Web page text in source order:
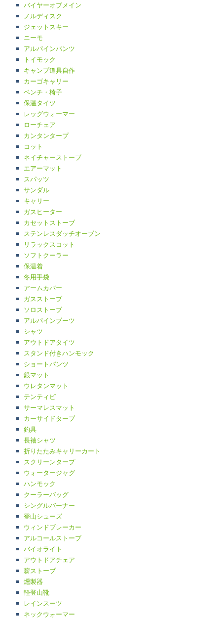
バイヤーオブメイン
ノルディスク
ジェットスキー
ニーモ
アルパインパンツ
トイモック
キャンプ道具自作
カーゴキャリー
ベンチ・椅子
保温タイツ
レッグウォーマー
ローチェア
カンタンタープ
コット
ネイチャーストーブ
エアーマット
スパッツ
サンダル
キャリー
ガスヒーター
カセットストーブ
ステンレスダッチオーブン
リラックスコット
ソフトクーラー
保温着
冬用手袋
アームカバー
ガスストーブ
ソロストーブ
アルパインブーツ
シャツ
アウトドアタイツ
スタンド付きハンモック
ショートパンツ
銀マット
ウレタンマット
テンティピ
サーマレスマット
カーサイドタープ
釣具
長袖シャツ
折りたたみキャリーカート
スクリーンタープ
ウォータージャグ
ハンモック
クーラーバッグ
シングルバーナー
登山シューズ
ウィンドブレーカー
アルコールストーブ
バイオライト
アウトドアチェア
薪ストーブ
燻製器
軽登山靴
レインスーツ
ネックウォーマー